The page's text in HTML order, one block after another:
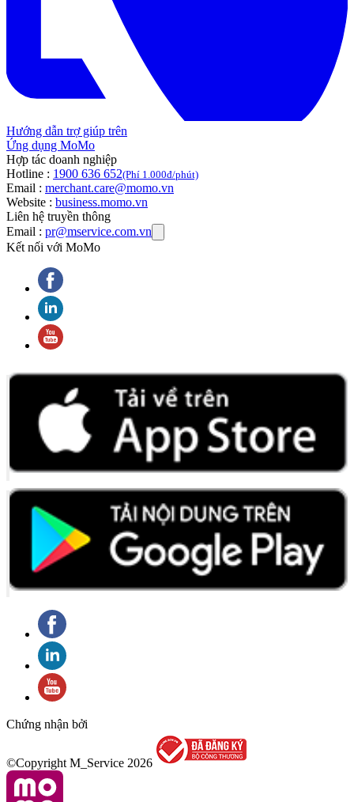
Hướng dẫn trợ giúp trên
Ứng dụng MoMo
Hợp tác doanh nghiệp
Hotline : 1900 636 652(Phí 1.000đ/phút)
Email : merchant.care@momo.vn
Website : business.momo.vn
Liên hệ truyền thông
Email : pr@mservice.com.vn
Kết nối với MoMo
Chứng nhận bởi
©Copyright M_Service 2026